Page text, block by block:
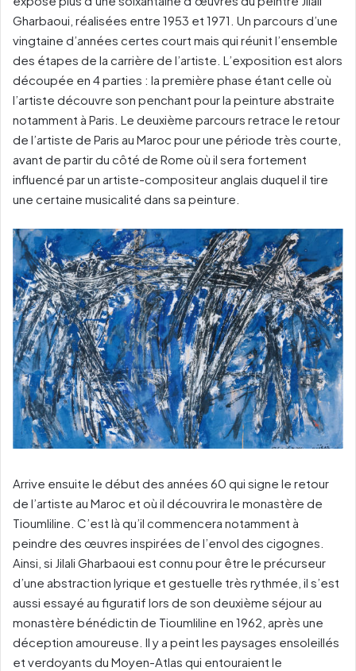
Gharbaoui, réalisées entre 1953 et 1971. Un parcours d’une
vingtaine d’années certes court mais qui réunit l’ensemble
des étapes de la carrière de l’artiste. L’exposition est alors
découpée en 4 parties : la première phase étant celle où
l’artiste découvre son penchant pour la peinture abstraite
notamment à Paris. Le deuxième parcours retrace le retour
de l’artiste de Paris au Maroc pour une période très courte,
avant de partir du côté de Rome où il sera fortement
influencé par un artiste-compositeur anglais duquel il tire
une certaine musicalité dans sa peinture.
Arrive ensuite le début des années 60 qui signe le retour
de l’artiste au Maroc et où il découvrira le monastère de
Tioumliline. C’est là qu’il commencera notamment à
peindre des œuvres inspirées de l’envol des cigognes.
Ainsi, si Jilali Gharbaoui est connu pour être le précurseur
d’une abstraction lyrique et gestuelle très rythmée, il s’est
aussi essayé au figuratif lors de son deuxième séjour au
monastère bénédictin de Tioumliline en 1962, après une
déception amoureuse. Il y a peint les paysages ensoleillés
et verdoyants du Moyen-Atlas qui entouraient le